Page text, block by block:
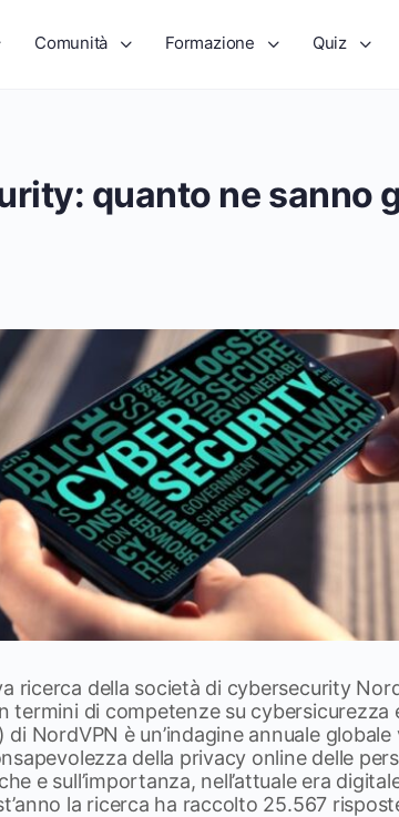
Comunità Formazione Quiz
quanto ne sanno
ricerca della società di cybersecurity
termini di competenze su cybersicurezza
di NordVPN è un’indagine annuale
della privacy online delle
e sull’importanza, nell’attuale era
la ricerca ha raccolto 25.567